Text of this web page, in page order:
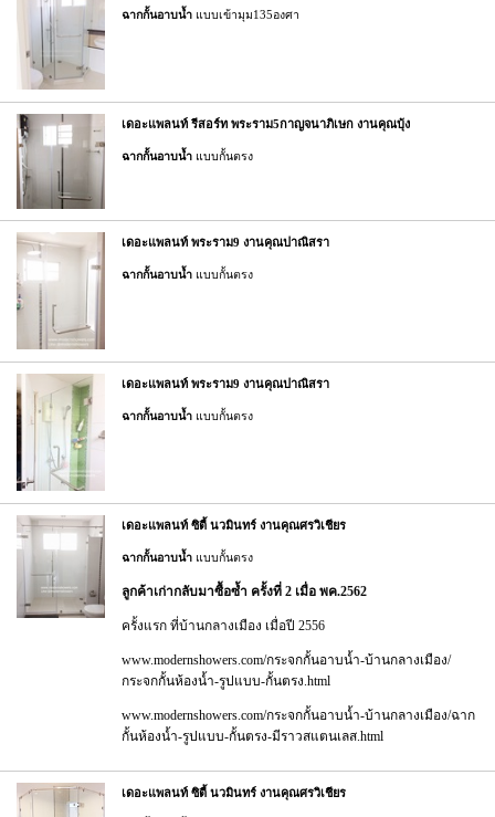
ฉากกั้นอาบน้ำ แบบเข้ามุม135องศา
เดอะแพลนท์ รีสอร์ท พระราม5กาญจนาภิเษก งานคุณบุ้ง
ฉากกั้นอาบน้ำ แบบกั้นตรง
เดอะแพลนท์ พระราม9 งานคุณปาณิสรา
ฉากกั้นอาบน้ำ แบบกั้นตรง
เดอะแพลนท์ พระราม9 งานคุณปาณิสรา
ฉากกั้นอาบน้ำ แบบกั้นตรง
เดอะแพลนท์ ซิตี้ นวมินทร์ งานคุณศรวิเชียร
ฉากกั้นอาบน้ำ แบบกั้นตรง
ลูกค้าเก่ากลับมาซื้อซ้ำ ครั้งที่ 2 เมื่อ พค.2562
ครั้งแรก ที่บ้านกลางเมือง เมื่อปี 2556
www.modernshowers.com/กระจกกั้นอาบน้ำ-บ้านกลางเมือง/
กระจกกั้นห้องน้ำ-รูปแบบ-กั้นตรง.html
www.modernshowers.com/กระจกกั้นอาบน้ำ-บ้านกลางเมือง/ฉาก
กั้นห้องน้ำ-รูปแบบ-กั้นตรง-มีราวสแตนเลส.html
เดอะแพลนท์ ซิตี้ นวมินทร์ งานคุณศรวิเชียร